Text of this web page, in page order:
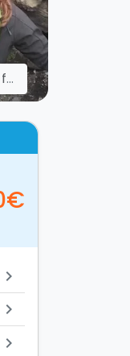
chevron_right
chevron_right
chevron_right